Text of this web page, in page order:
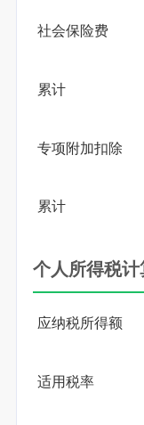
社会保险费
累计
专项附加扣除
累计
个人所得税计
应纳税所得额
适用税率